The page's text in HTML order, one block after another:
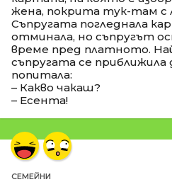
жена, покрита тук-там с
Съпругата погледнала
отминала, но съпругът
време пред платното.
съпругата се приближила
попитала:
– Какво чакаш?
– Есента!
СЕМЕЙНИ